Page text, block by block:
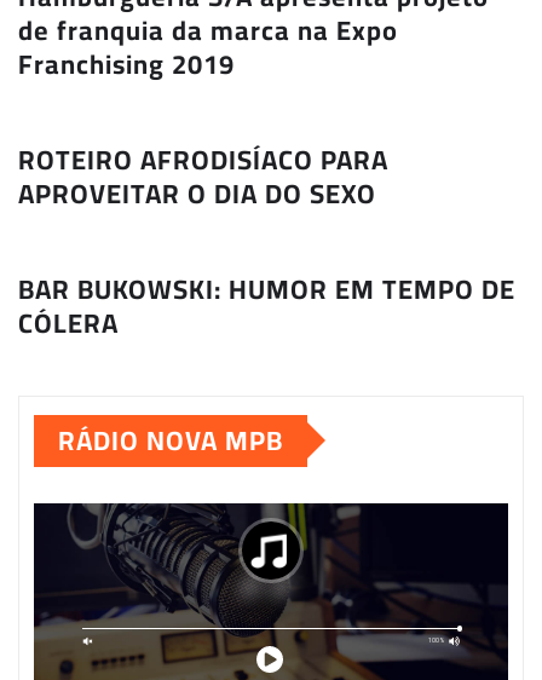
de franquia da marca na Expo
Franchising 2019
ROTEIRO AFRODISÍACO PARA
APROVEITAR O DIA DO SEXO
BAR BUKOWSKI: HUMOR EM TEMPO DE
CÓLERA
RÁDIO NOVA MPB